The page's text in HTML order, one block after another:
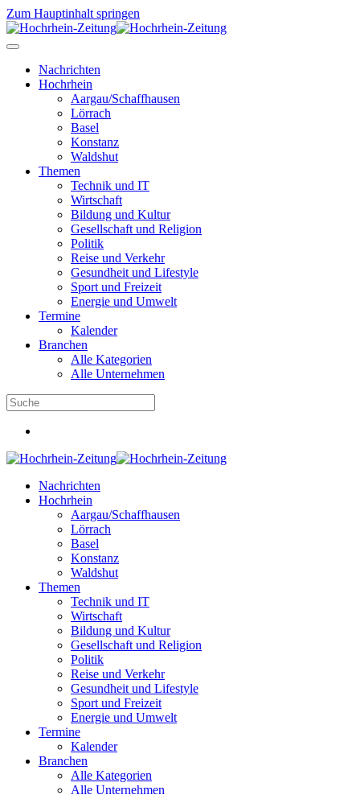
Zum Hauptinhalt springen
Nachrichten
Hochrhein
Aargau/Schaffhausen
Lörrach
Basel
Konstanz
Waldshut
Themen
Technik und IT
Wirtschaft
Bildung und Kultur
Gesellschaft und Religion
Politik
Reise und Verkehr
Gesundheit und Lifestyle
Sport und Freizeit
Energie und Umwelt
Termine
Kalender
Branchen
Alle Kategorien
Alle Unternehmen
Nachrichten
Hochrhein
Aargau/Schaffhausen
Lörrach
Basel
Konstanz
Waldshut
Themen
Technik und IT
Wirtschaft
Bildung und Kultur
Gesellschaft und Religion
Politik
Reise und Verkehr
Gesundheit und Lifestyle
Sport und Freizeit
Energie und Umwelt
Termine
Kalender
Branchen
Alle Kategorien
Alle Unternehmen